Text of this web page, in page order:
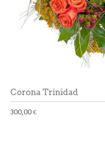
Corona Trinidad
300,00 €